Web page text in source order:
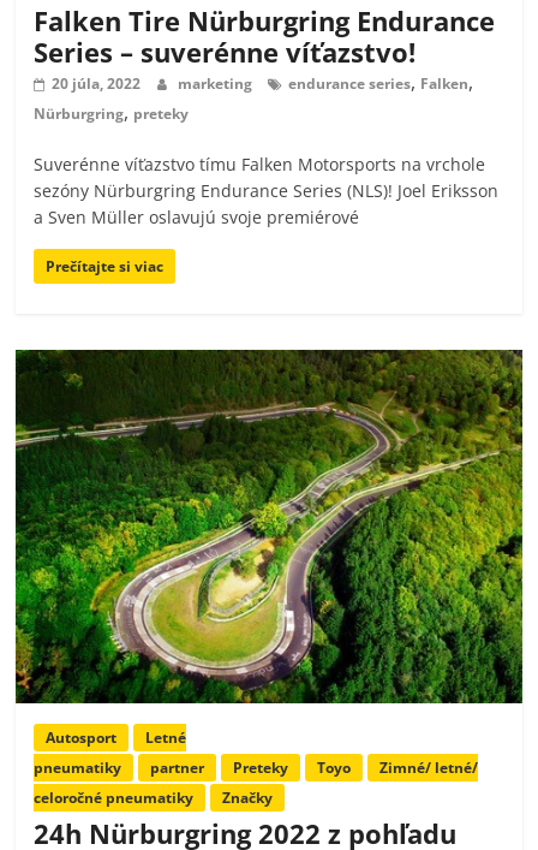
Falken Tire Nürburgring Endurance
Series – suverénne víťazstvo!
20 júla, 2022 marketing endurance series, Falken,
Nürburgring, preteky
Suverénne víťazstvo tímu Falken Motorsports na vrchole
sezóny Nürburgring Endurance Series (NLS)! Joel Eriksson
a Sven Müller oslavujú svoje premiérové
Prečítajte si viac
Autosport
Letné
pneumatiky
partner Preteky Toyo
Zimné/ letné/
celoročné pneumatiky
Značky
24h Nürburgring 2022 z pohľadu